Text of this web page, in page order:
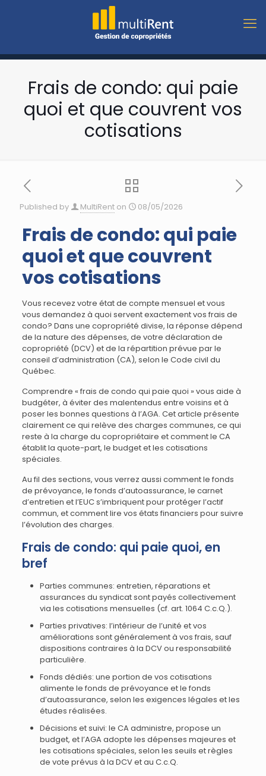
Frais de condo: qui paie
quoi et que couvrent vos
cotisations
Published by MultiRent on 08/05/2026
Frais de condo: qui paie
quoi et que couvrent
vos cotisations
Vous recevez votre état de compte mensuel et vous
vous demandez à quoi servent exactement vos frais de
condo? Dans une copropriété divise, la réponse dépend
de la nature des dépenses, de votre déclaration de
copropriété (DCV) et de la répartition prévue par le
conseil d’administration (CA), selon le Code civil du
Québec.
Comprendre « frais de condo qui paie quoi » vous aide à
budgéter, à éviter des malentendus entre voisins et à
poser les bonnes questions à l’AGA. Cet article présente
clairement ce qui relève des charges communes, ce qui
reste à la charge du copropriétaire et comment le CA
établit la quote-part, le budget et les cotisations
spéciales.
Au fil des sections, vous verrez aussi comment le fonds
de prévoyance, le fonds d’autoassurance, le carnet
d’entretien et l’EUC s’imbriquent pour protéger l’actif
commun, et comment lire vos états financiers pour suivre
l’évolution des charges.
Frais de condo: qui paie quoi, en
bref
Parties communes: entretien, réparations et
assurances du syndicat sont payés collectivement
via les cotisations mensuelles (cf. art. 1064 C.c.Q.).
Parties privatives: l’intérieur de l’unité et vos
améliorations sont généralement à vos frais, sauf
dispositions contraires à la DCV ou responsabilité
particulière.
Fonds dédiés: une portion de vos cotisations
alimente le fonds de prévoyance et le fonds
d’autoassurance, selon les exigences légales et les
études réalisées.
Décisions et suivi: le CA administre, propose un
budget, et l’AGA adopte les dépenses majeures et
les cotisations spéciales, selon les seuils et règles
de vote prévus à la DCV et au C.c.Q.